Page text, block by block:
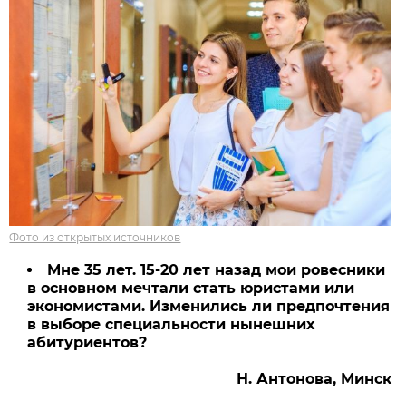
Фото из открытых источников
Мне 35 лет. 15-20 лет назад мои ровесники
в основном мечтали стать юристами или
экономистами. Изменились ли предпочтения
в выборе специальности нынешних
абитуриентов?
Н. Антонова, Минск